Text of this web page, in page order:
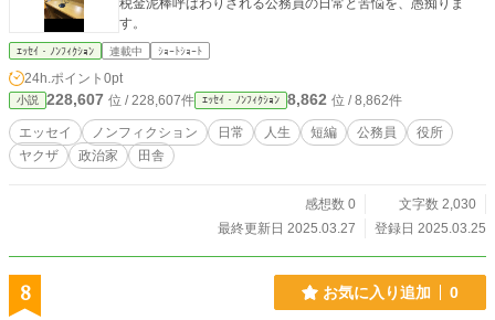
税金泥棒呼ばわりされる公務員の日常と苦悩を、愚痴りま
す。
ｴｯｾｲ・ﾉﾝﾌｨｸｼｮﾝ 連載中 ｼｮｰﾄｼｮｰﾄ
24h.ポイント 0pt
小説 228,607 位 / 228,607件 ｴｯｾｲ・ﾉﾝﾌｨｸｼｮﾝ 8,862 位 / 8,862件
エッセイ ノンフィクション 日常 人生 短編 公務員
役所
ヤクザ
政治家 田舎
感想数 0
文字数 2,030
最終更新日 2025.03.27
登録日 2025.03.25
8 お気に入り追加 0